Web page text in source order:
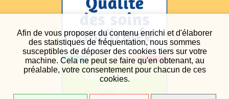
Afin de vous proposer du contenu enrichi et d'élaborer
des statistiques de fréquentation, nous sommes
susceptibles de déposer des cookies tiers sur votre
machine. Cela ne peut se faire qu'en obtenant, au
préalable, votre consentement pour chacun de ces
cookies.